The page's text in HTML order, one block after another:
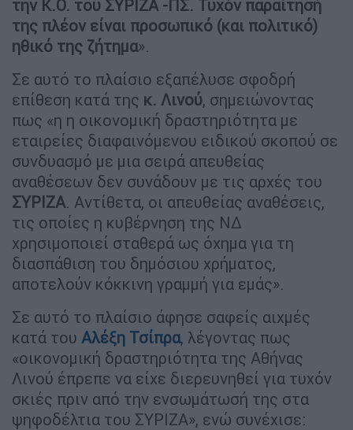
την Κ.Ο. του ΣΥΡΙΖΑ -ΠΣ. Τυχόν παραίτησή
της πλέον είναι προσωπικό (και πολιτικό)
ηθικό της ζήτημα».
Σε αυτό το πλαίσιο εξαπέλυσε σφοδρή
επίθεση κατά της κ. Λινού, σημειώνοντας
πως «η η οικονομική δραστηριότητα με
εταιρείες διαφαινόμενου ειδικού σκοπού σε
συνδυασμό με μια σειρά απευθείας
αναθέσεων δεν συνάδουν με τις αρχές του
ΣΥΡΙΖΑ. Αντίθετα, οι απευθείας αναθέσεις,
τις οποίες η κυβέρνηση της ΝΔ
χρησιμοποιεί σταθερά ως όχημα για τη
διασπάθιση του δημόσιου χρήματος,
αποτελούν κόκκινη γραμμή για εμάς».
Σε αυτό το πλαίσιο άφησε σαφείς αιχμές
κατά του Αλέξη Τσίπρα, λέγοντας πως
«οικονομική δραστηριότητα της Αθήνας
Λινού έπρεπε να είχε διερευνηθεί για τυχόν
σκιές πριν από την ενσωμάτωσή της στα
ψηφοδέλτια του ΣΥΡΙΖΑ», ενώ συνέχισε: